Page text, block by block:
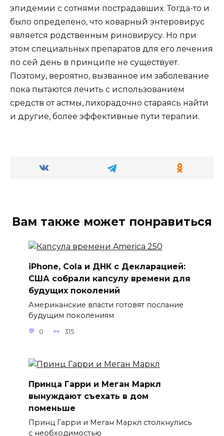
эпидемии с сотнями пострадавших. Тогда-то и
было определено, что коварный энтеровирус
является родственным риновирусу. Но при
этом специальных препаратов для его лечения
по сей день в принципе не существует.
Поэтому, вероятно, вызванное им заболевание
пока пытаются лечить с использованием
средств от астмы, лихорадочно стараясь найти
и другие, более эффективные пути терапии.
Вам также может понравиться
iPhone, Cola и ДНК с Декларацией:
США собрали капсулу времени для
будущих поколений
Американские власти готовят послание
будущим поколениям
0 315
Принца Гарри и Меган Маркл
вынуждают съехать в дом
поменьше
Принц Гарри и Меган Маркл столкнулись
с необходимостью